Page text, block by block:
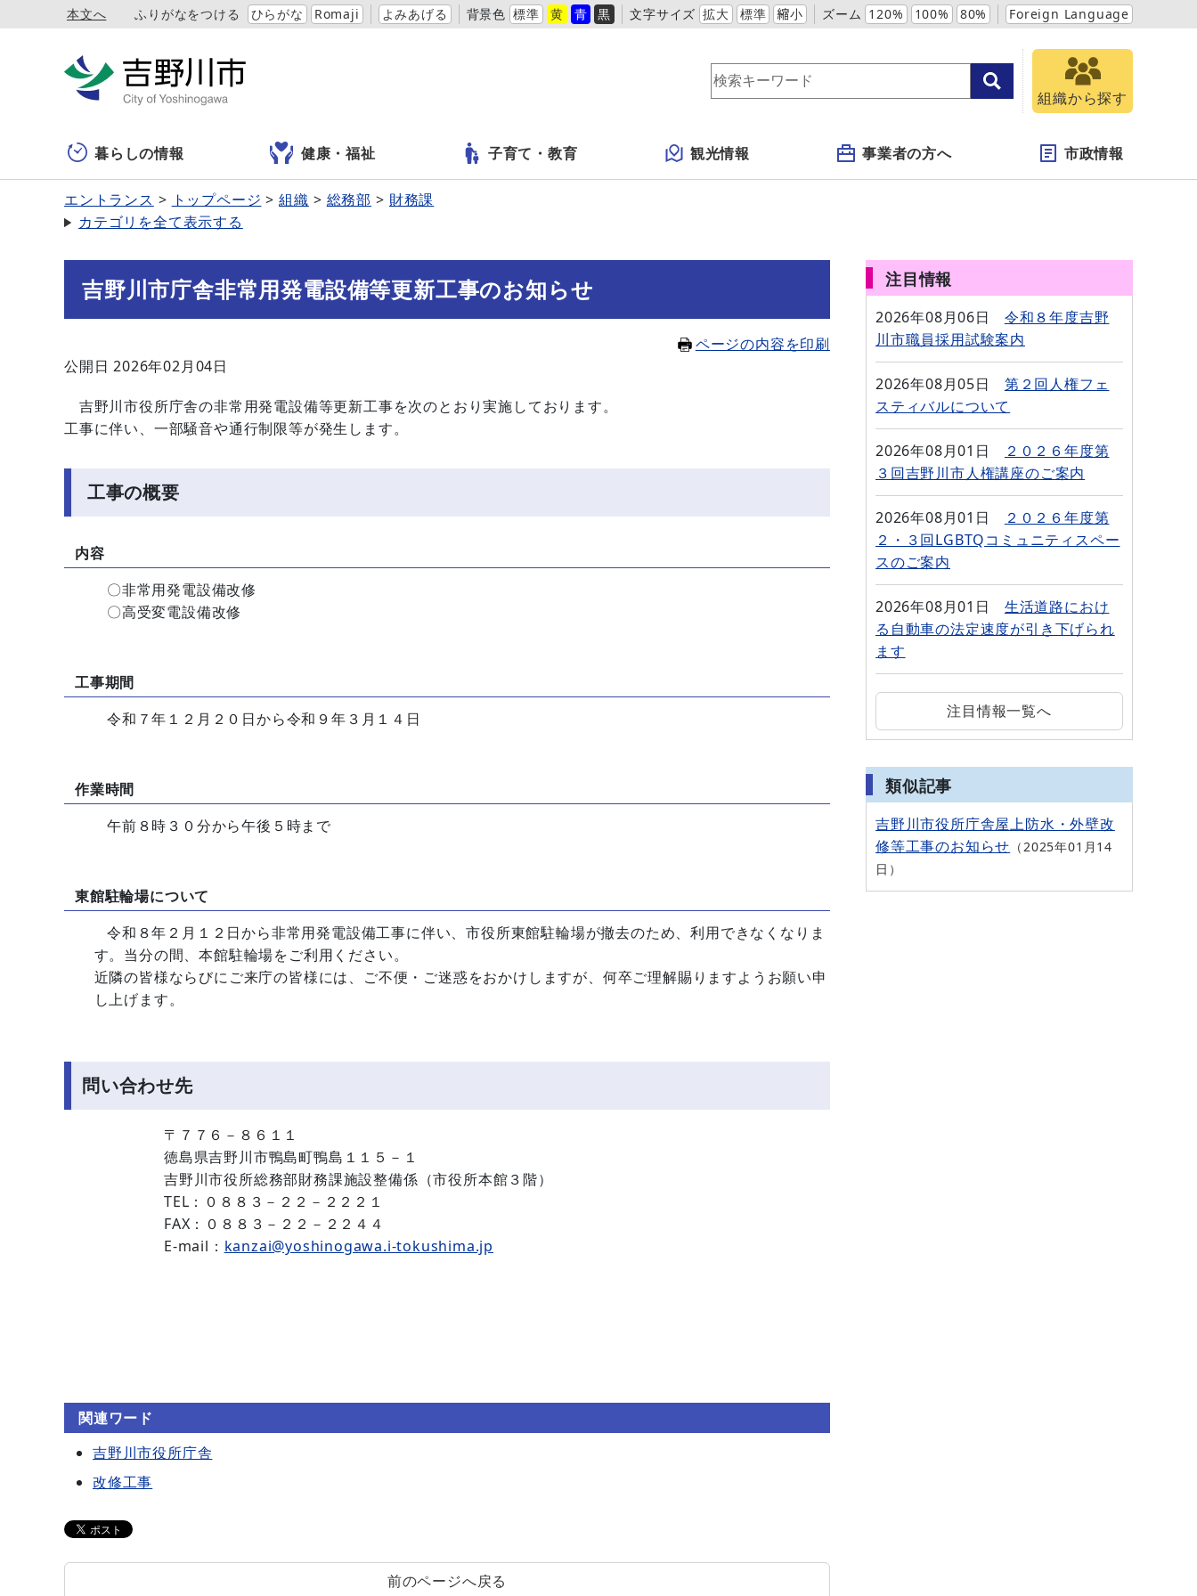
本文へ ふりがなをつける ひらがな Romaji よみあげる 背景色 標準 黄 青 黒 文字サイズ 拡大 標準 縮小 ズーム 120% 100% 80% Foreign Language
組織から探す
暮らしの情報 健康・福祉 子育て・教育 観光情報 事業者の方へ 市政情報
エントランス トップページ 組織 総務部
財務課
カテゴリを全て表示する
吉野川市庁舎非常用発電設備等更新工事のお知らせ
ページの内容を印刷
公開日 2026年02月04日
吉野川市役所庁舎の非常用発電設備等更新工事を次のとおり実施しております。
工事に伴い、一部騒音や通行制限等が発生します。
工事の概要
内容
〇非常用発電設備改修
〇高受変電設備改修
工事期間
令和７年１２月２０日から令和９年３月１４日
作業時間
午前８時３０分から午後５時まで
東館駐輪場について
令和８年２月１２日から非常用発電設備工事に伴い、市役所東館駐輪場が撤去のため、利用できなくなりま
す。当分の間、本館駐輪場をご利用ください。
近隣の皆様ならびにご来庁の皆様には、ご不便・ご迷惑をおかけしますが、何卒ご理解賜りますようお願い申
し上げます。
問い合わせ先
〒７７６－８６１１
徳島県吉野川市鴨島町鴨島１１５－１
吉野川市役所総務部財務課施設整備係（市役所本館３階）
TEL：０８８３－２２－２２２１
FAX：０８８３－２２－２２４４
E-mail： kanzai@yoshinogawa.i-tokushima.jp
関連ワード
吉野川市役所庁舎
改修工事
前のページへ戻る
注目情報
2026年08月06日
令和８年度吉野
川市職員採用試験案内
2026年08月05日
第２回人権フェ
スティバルについて
2026年08月01日
２０２６年度第
３回吉野川市人権講座のご案内
2026年08月01日
２０２６年度第
２・３回LGBTQコミュニティスペー
スのご案内
2026年08月01日
生活道路におけ
る自動車の法定速度が引き下げられ
ます
注目情報一覧へ
類似記事
吉野川市役所庁舎屋上防水・外壁改
修等工事のお知らせ
2025年01月14
日